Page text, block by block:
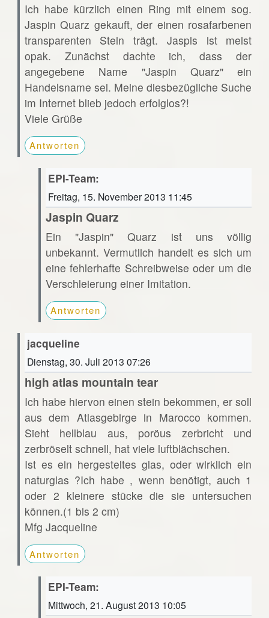
Ich habe kürzlich einen Ring mit einem sog.
Jaspin Quarz gekauft, der einen rosafarbenen
transparenten Stein trägt. Jaspis ist meist
opak. Zunächst dachte ich, dass der
angegebene Name "Jaspin Quarz" ein
Handelsname sei. Meine diesbezügliche Suche
im Internet blieb jedoch erfolglos?!
Viele Grüße
Antworten
EPI-Team:
Freitag, 15. November 2013 11:45
Jaspin Quarz
Ein "Jaspin" Quarz ist uns völlig
unbekannt. Vermutlich handelt es sich um
eine fehlerhafte Schreibweise oder um die
Verschleierung einer Imitation.
Antworten
jacqueline
Dienstag, 30. Juli 2013 07:26
high atlas mountain tear
Ich habe hiervon einen stein bekommen, er soll
aus dem Atlasgebirge in Marocco kommen.
Sieht hellblau aus, poröus zerbricht und
zerbröselt schnell, hat viele luftblächschen.
Ist es ein hergesteltes glas, oder wirklich ein
naturglas ?Ich habe , wenn benötigt, auch 1
oder 2 kleinere stücke die sie untersuchen
können.(1 bis 2 cm)
Mfg Jacqueline
Antworten
EPI-Team:
Mittwoch, 21. August 2013 10:05